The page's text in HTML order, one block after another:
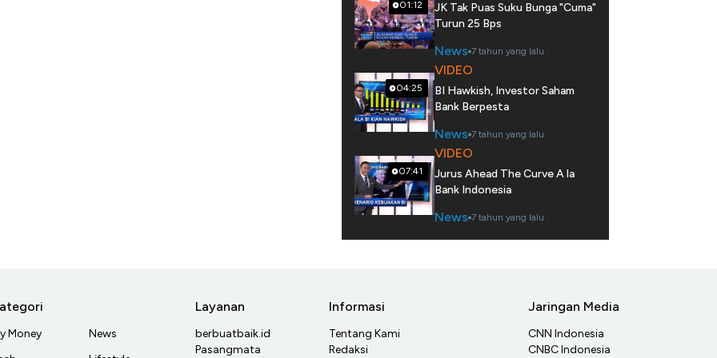
01:12
JK Tak Puas Suku Bunga "Cuma"
Turun 25 Bps
News 7 tahun yang lalu
04:25
VIDEO
BI Hawkish, Investor Saham
Bank Berpesta
News 7 tahun yang lalu
07:41
VIDEO
Jurus Ahead The Curve A la
Bank Indonesia
News 7 tahun yang lalu
Money
News
Layanan
berbuatbaik.id
Pasangmata
Informasi
Tentang Kami
Redaksi
Jaringan Media
CNN Indonesia
CNBC Indonesia